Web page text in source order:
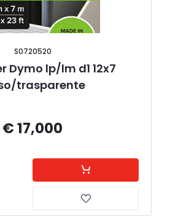
S0720520
Dymo lp/lm d1 12x7
trasparente
€ 17,000